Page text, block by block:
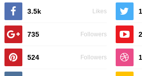
3.5k Likes
735 Followers
524 Followers